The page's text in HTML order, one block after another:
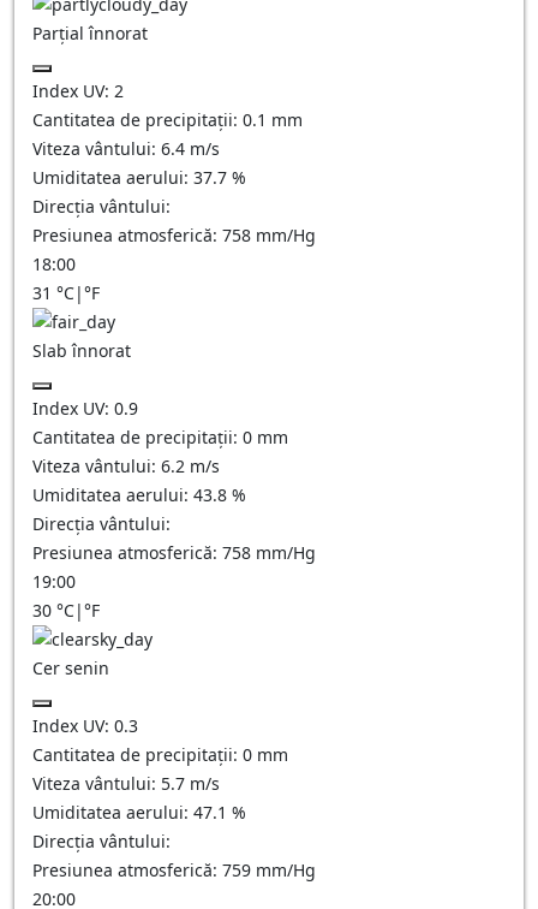
Parțial înnorat
Index UV: 2
Cantitatea de precipitații: 0.1 mm
Viteza vântului: 6.4 m/s
Umiditatea aerului: 37.7 %
Direcția vântului:
Presiunea atmosferică: 758 mm/Hg
18:00
31 °C|°F
Slab înnorat
Index UV: 0.9
Cantitatea de precipitații: 0 mm
Viteza vântului: 6.2 m/s
Umiditatea aerului: 43.8 %
Direcția vântului:
Presiunea atmosferică: 758 mm/Hg
19:00
30 °C|°F
Cer senin
Index UV: 0.3
Cantitatea de precipitații: 0 mm
Viteza vântului: 5.7 m/s
Umiditatea aerului: 47.1 %
Direcția vântului:
Presiunea atmosferică: 759 mm/Hg
20:00